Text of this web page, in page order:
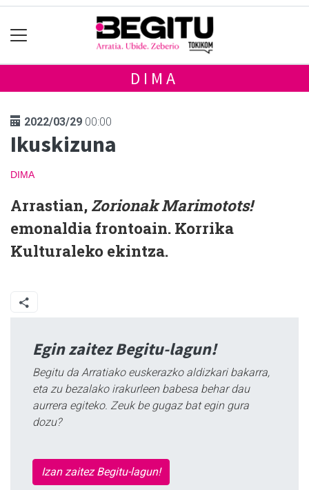
DIMA
2022/03/29 00:00
Ikuskizuna
DIMA
Arrastian, Zorionak Marimotots!
emonaldia frontoain. Korrika
Kulturaleko ekintza.
Egin zaitez Begitu-lagun!
Begitu da Arratiako euskerazko aldizkari bakarra,
eta zu bezalako irakurleen babesa behar dau
aurrera egiteko. Zeuk be gugaz bat egin gura
dozu?
Izan zaitez Begitu-lagun!